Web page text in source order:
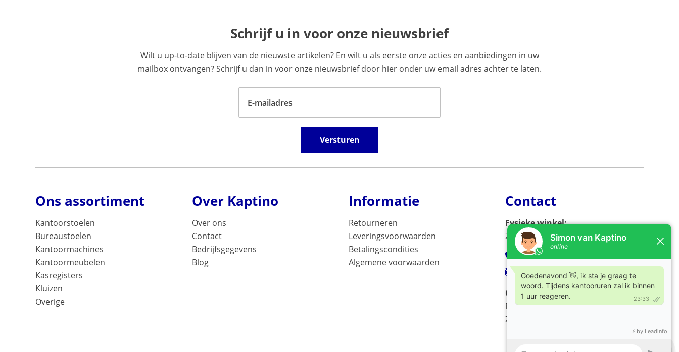
Schrijf u in voor onze nieuwsbrief
Wilt u up-to-date blijven van de nieuwste artikelen? En wilt u als eerste onze acties en aanbiedingen in uw
mailbox ontvangen? Schrijf u dan in voor onze nieuwsbrief door hier onder uw email adres achter te laten.
E-mailadres
Versturen
Ons assortiment
Kantoorstoelen
Bureaustoelen
Kantoormachines
Kantoormeubelen
Kasregisters
Kluizen
Overige
Over Kaptino
Over ons
Contact
Bedrijfsgegevens
Blog
Informatie
Retourneren
Leveringsvoorwaarden
Betalingscondities
Algemene voorwaarden
Contact
Fysieke winkel:
Zijlweg 53, 2013 DC Haarlem
023-5326966
verkoop@kaptino.nl
Openingstijden:
Ma - Vr / 09.00 - 17.00
Za / 10.00 - 17.00